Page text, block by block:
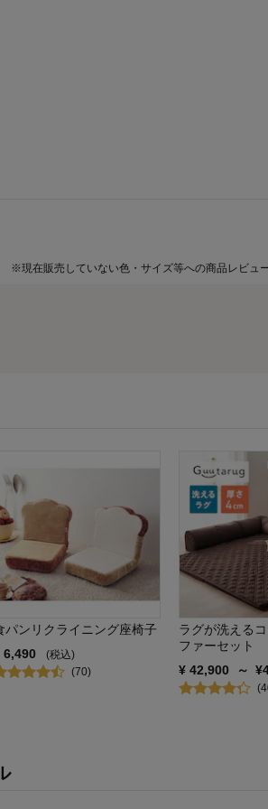
※現在販売していない色・サイズ等への商品レビュ
パンリクライニング座椅子
6,490
(税込)
(70)
ラグが洗える
ファーセット
¥ 42,900 ～ ¥
(